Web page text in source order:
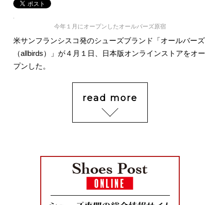
今年１月にオープンしたオールバーズ原宿
米サンフランシスコ発のシューズブランド「オールバーズ
（allbirds）」が４月１日、日本版オンラインストアをオー
プンした。
read more